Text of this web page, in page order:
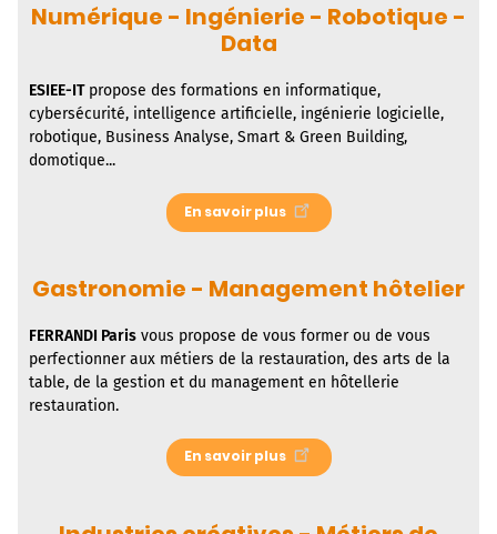
Numérique - Ingénierie - Robotique -
Data
ESIEE-ITpropose des formations en informatique,
cybersécurité, intelligence artificielle, ingénierie logicielle,
robotique, Business Analyse, Smart & Green Building,
domotique...
En savoir plus
Gastronomie - Management hôtelier
FERRANDI Paris vous propose de vous former ou de vous
perfectionner aux métiers de la restauration, des arts de la
table, de la gestion et du management en hôtellerie
restauration.
En savoir plus